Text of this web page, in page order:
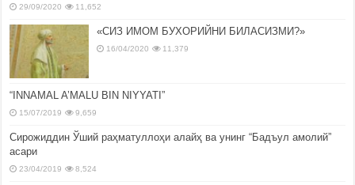
29/09/2020 11,652
«СИЗ ИМОМ БУХОРИЙНИ БИЛАСИЗМИ?»
16/04/2020 11,379
“INNAMAL A’MALU BIN NIYYATI”
15/07/2019 9,659
Сирожиддин Ўший раҳматуллоҳи алайҳ ва унинг “Бадъул амолий”
асари
23/04/2019 8,524